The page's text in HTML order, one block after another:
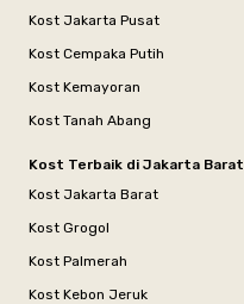
Kost Jakarta Pusat
Kost Cempaka Putih
Kost Kemayoran
Kost Tanah Abang
Kost Terbaik di Jakarta Barat
Kost Jakarta Barat
Kost Grogol
Kost Palmerah
Kost Kebon Jeruk